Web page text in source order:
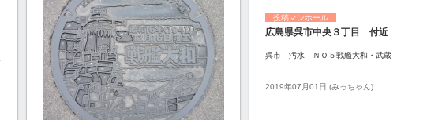
投稿マンホール
広島県呉市中央３丁目 付近
呉市 汚水 ＮＯ５戦艦大和・武蔵
2019年07月01日 (みっちゃん)